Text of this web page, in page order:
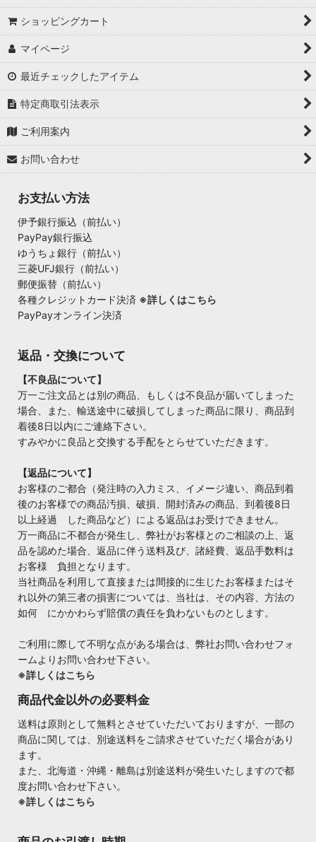
ショッピングカート
マイページ
最近チェックしたアイテム
特定商取引法表示
ご利用案内
お問い合わせ
お支払い方法
伊予銀行振込（前払い）
PayPay銀行振込
ゆうちょ銀行（前払い）
三菱UFJ銀行（前払い）
郵便振替（前払い）
各種クレジットカード決済 ※詳しくはこちら
PayPayオンライン決済
返品・交換について
【不良品について】
万一ご注文品とは別の商品、もしくは不良品が届いてしまった
場合、また、輸送途中に破損してしまった商品に限り、商品到
着後8日以内にご連絡下さい。
すみやかに良品と交換する手配をとらせていただきます。
【返品について】
お客様のご都合（発注時の入力ミス、イメージ違い、商品到着
後のお客様での商品汚損、破損、開封済みの商品、到着後8日
以上経過 した商品など）による返品はお受けできません。
万一商品に不都合が発生し、弊社がお客様とのご相談の上、返
品を認めた場合、返品に伴う送料及び、諸経費、返品手数料は
お客様 負担となります。
当社商品を利用して直接または間接的に生じたお客様またはそ
れ以外の第三者の損害については、当社は、その内容、方法の
如何 にかかわらず賠償の責任を負わないものとします。
ご利用に際して不明な点がある場合は、弊社お問い合わせフォ
ームよりお問い合わせ下さい。
※詳しくはこちら
商品代金以外の必要料金
送料は原則として無料とさせていただいておりますが、一部の
商品に関しては、別途送料をご請求させていただく場合があり
ます。
また、北海道・沖縄・離島は別途送料が発生いたしますので都
度お問い合わせ下さい。
※詳しくはこちら